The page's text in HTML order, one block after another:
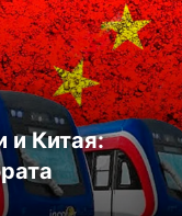
и Китая: